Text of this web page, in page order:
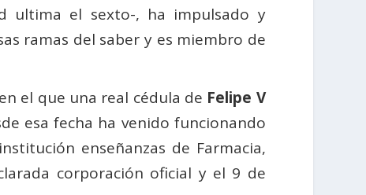
ultima el sexto-, ha impulsado y
ramas del saber y es miembro de
el que una real cédula de Felipe V
esa fecha ha venido funcionando
enseñanzas de Farmacia,
corporación oficial y el 9 de